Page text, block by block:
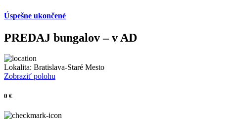
Úspešne ukončené
PREDAJ bungalov – v AD
Lokalita: Bratislava-Staré Mesto
Zobraziť polohu
0 €